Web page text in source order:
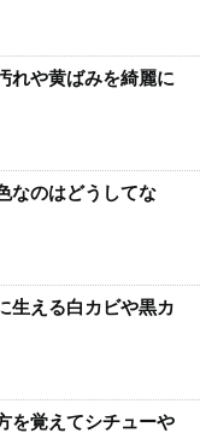
れや黄ばみを綺麗に
なのはどうしてな
生える白カビや黒カ
を覚えてシチューや